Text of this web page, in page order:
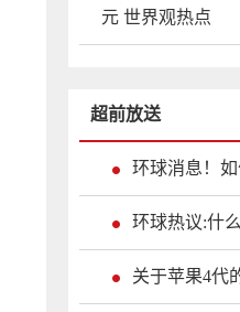
元 世界观热点
超前放送
环球消息！
环球热议:什
关于苹果4代